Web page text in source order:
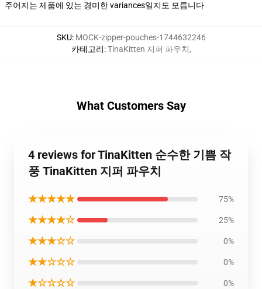
주어지는 제품에 있는 경미한 variances일지도 모릅니다
SKU: MOCK-zipper-pouches-1744632246
카테고리:TinaKitten 지퍼 파우치,
What Customers Say
4 reviews for TinaKitten 순수한 기쁨 작
풍 TinaKitten 지퍼 파우치
★★★★★ 75%
★★★★☆ 25%
★★★☆☆ 0%
★★☆☆☆ 0%
★☆☆☆☆ 0%